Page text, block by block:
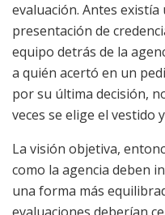
evaluación. Antes
presentación de
equipo detrás de la
a quién acertó en un
por su última decisión,
veces se elige el vestido
La visión objetiva,
como la agencia deben
una forma más